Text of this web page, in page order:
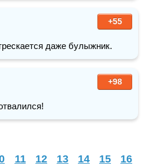
+55
даже булыжник.
+98
11 12 13 14 15
16